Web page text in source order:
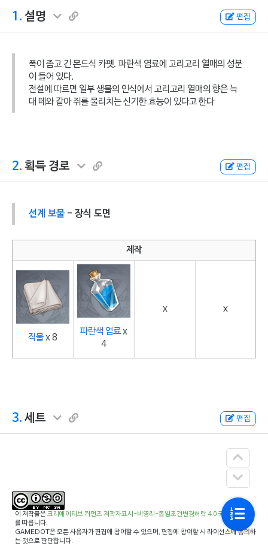
1. 설명 편집
폭이 좁고 긴 몬드식 카펫. 파란색 염료에 고리고리 열매의 성분
이 들어 있다.
전설에 따르면 일부 생물의 인식에서 고리고리 열매의 향은 늑
대 떼와 같아 쥐를 물리치는 신기한 효능이 있다고 한다
2. 획득 경로 편집
선계 보물- 장식 도면
제작
직물x 8
파란색 염료x
4
x x
3. 세트 편집
이 저작물은크리에이티브 커먼즈 저작자표시-비영리-동일조건변경허락 4.0 국제 라이선스
를 따릅니다.
GAMEDOT은 모든 사용자가 편집에 참여할 수 있으며, 편집에 참여할 시 라이선스에 동의하
는 것으로 판단합니다.